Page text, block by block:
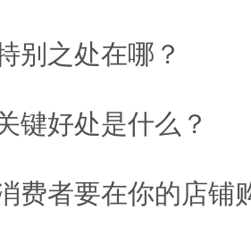
之处在哪？
好处是什么？
者要在你的店铺